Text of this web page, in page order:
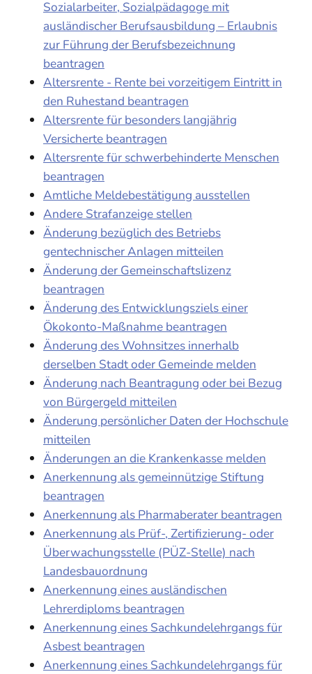
Sozialarbeiter, Sozialpädagoge mit
ausländischer Berufsausbildung – Erlaubnis
zur Führung der Berufsbezeichnung
beantragen
Altersrente - Rente bei vorzeitigem Eintritt in
den Ruhestand beantragen
Altersrente für besonders langjährig
Versicherte beantragen
Altersrente für schwerbehinderte Menschen
beantragen
Amtliche Meldebestätigung ausstellen
Andere Strafanzeige stellen
Änderung bezüglich des Betriebs
gentechnischer Anlagen mitteilen
Änderung der Gemeinschaftslizenz
beantragen
Änderung des Entwicklungsziels einer
Ökokonto-Maßnahme beantragen
Änderung des Wohnsitzes innerhalb
derselben Stadt oder Gemeinde melden
Änderung nach Beantragung oder bei Bezug
von Bürgergeld mitteilen
Änderung persönlicher Daten der Hochschule
mitteilen
Änderungen an die Krankenkasse melden
Anerkennung als gemeinnützige Stiftung
beantragen
Anerkennung als Pharmaberater beantragen
Anerkennung als Prüf-, Zertifizierung- oder
Überwachungsstelle (PÜZ-Stelle) nach
Landesbauordnung
Anerkennung eines ausländischen
Lehrerdiploms beantragen
Anerkennung eines Sachkundelehrgangs für
Asbest beantragen
Anerkennung eines Sachkundelehrgangs für